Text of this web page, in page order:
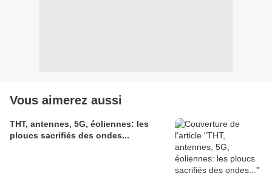
Vous aimerez aussi
THT, antennes, 5G, éoliennes: les
ploucs sacrifiés des ondes...